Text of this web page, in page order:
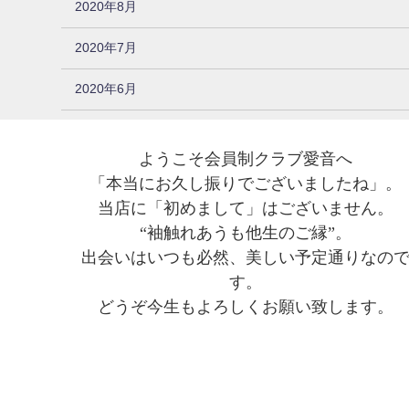
2020年8月
2020年7月
2020年6月
ようこそ会員制クラブ愛音へ
「本当にお久し振りでございましたね」。
当店に「初めまして」はございません。
“袖触れあうも他生のご縁”。
出会いはいつも必然、美しい予定通りなので
す。
どうぞ今生もよろしくお願い致します。